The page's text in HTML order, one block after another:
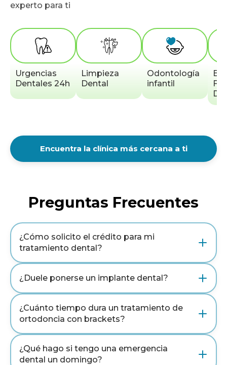
experto para ti
Urgencias
Dentales 24h
Limpieza
Dental
Odontología
infantil
Encuentra la clínica más cercana a ti
Preguntas Frecuentes
¿Cómo solicito el crédito para mi
tratamiento dental?
¿Duele ponerse un implante dental?
¿Cuánto tiempo dura un tratamiento de
ortodoncia con brackets?
¿Qué hago si tengo una emergencia
dental un domingo?